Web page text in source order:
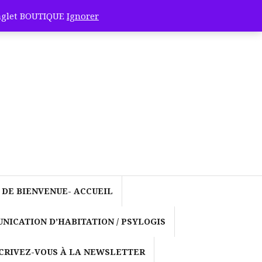
BIENVENUE- ACCUEIL
D’HABITATION / PSYLOGIS
VOUS À LA NEWSLETTER
BOUTIQUE Ignorer
de
»
la